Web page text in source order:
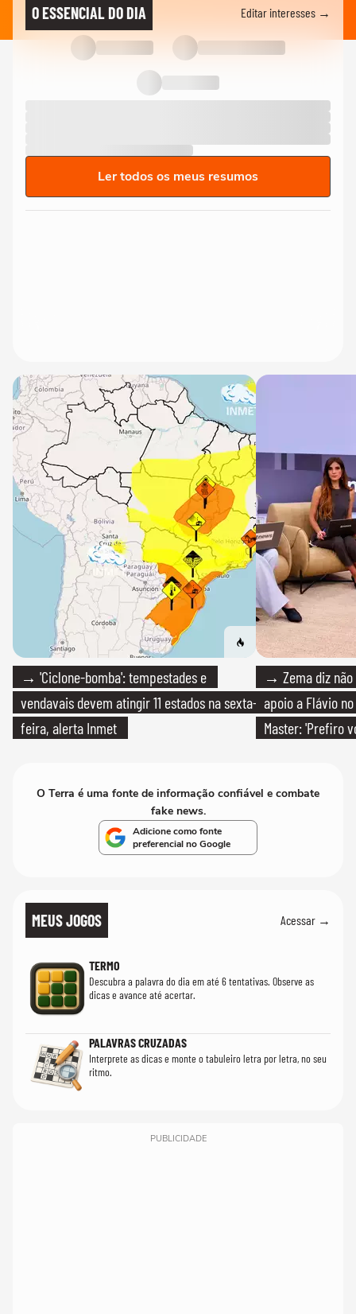
O ESSENCIAL DO DIA Editar interesses →
Ler todos os meus resumos
→ 'Ciclone-bomba': tempestades e
vendavais devem atingir 11 estados na sexta-
feira, alerta Inmet
→ Zema diz
apoio a Flávio
Master: 'Prefiro
O Terra é uma fonte de informação confiável e combate
fake news.
Adicione como fonte
preferencial no Google
MEUS JOGOS Acessar →
TERMO
Descubra a palavra do dia em até 6 tentativas. Observe as
dicas e avance até acertar.
PALAVRAS CRUZADAS
Interprete as dicas e monte o tabuleiro letra por letra, no seu
ritmo.
PUBLICIDADE